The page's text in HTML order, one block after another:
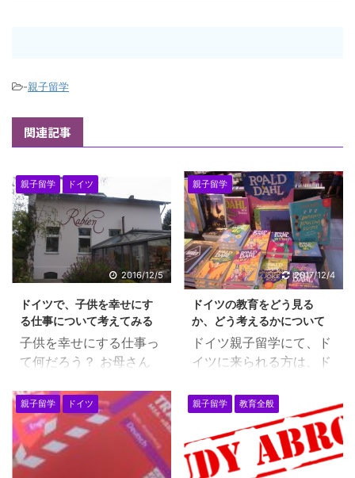
-親子留学
関連記事
親子留学 ドイツ
2016/12/5
ドイツで、子供を幸せにす
る仕事について考えてみる
子供を幸せにする仕事っ
て何だろう？ お母さん
が幸せに仕事ができる人
になってほしいと願って
いますね。 私の息子に対
する願いも、同じで、い
親子留学
2017/12/4
ドイツの教育をどう見る
か、どう考えるかについて
ドイツ親子留学にて、ド
イツに来られる方は、ド
ようになります。 現在、
ドイツ親子留学されてい
る方も、ドイツの教育を
どう見るか？は、それぞ
親子留学 ドイツ 親子留学 教育全般